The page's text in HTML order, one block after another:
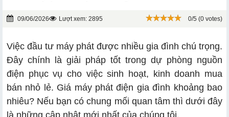
09/06/2026 Lượt xem: 2895 0/5 (0 votes)
Việc đầu tư máy phát được nhiều gia đình chú trọng.
Đây chính là giải pháp tốt trong dự phòng nguồn
điện phục vụ cho việc sinh hoạt, kinh doanh mua
bán nhỏ lẻ. Giá máy phát điện gia đình khoảng bao
nhiêu? Nếu bạn có chung mối quan tâm thì dưới đây
là những cập nhật mới nhất của chúng tôi.